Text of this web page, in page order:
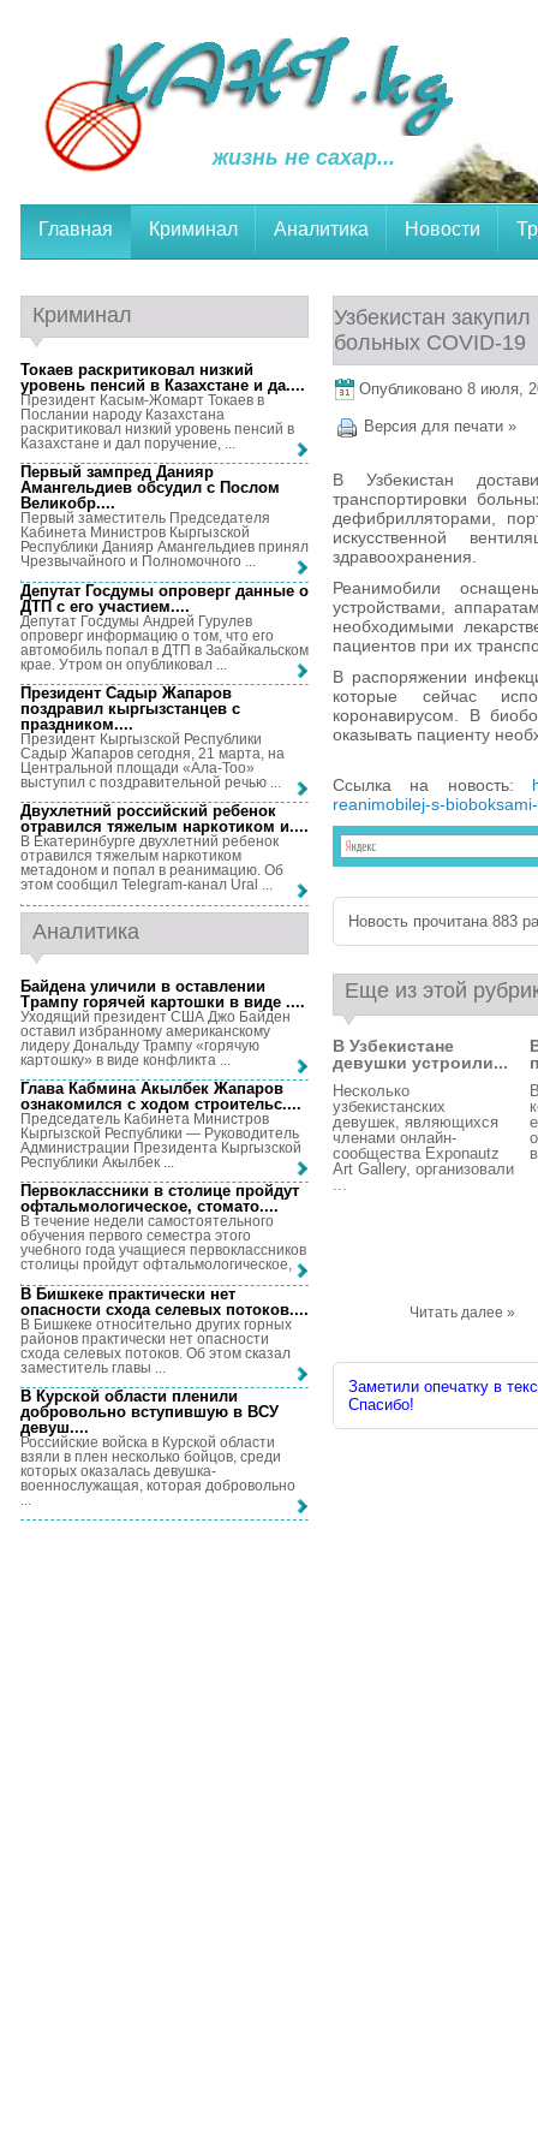
жизнь не сахар...
Главная Криминал Аналитика Новости
Узбекистан
больных COVID-19
Опубликовано 8 июля,
Версия для печати »
В Узбекистан
транспортировки
дефибрилляторами,
искусственной
здравоохранения.
Реанимобили
устройствами,
необходимыми
пациентов при их
В распоряжении
которые сейчас
коронавирусом. В
оказывать пациенту
Ссылка на новость:
reanimobilej-s-
Новость прочитана 883
Еще из этой
В Узбекистане
девушки устроили...
Несколько
узбекистанских
девушек, являющихся
членами онлайн-
сообщества Exponautz
Art Gallery, организовали
...
Читать далее »
Заметили опечатку в
Спасибо!
Криминал
Токаев раскритиковал низкий
уровень пенсий в Казахстане и да....
Президент Касым-Жомарт Токаев в
Послании народу Казахстана
раскритиковал низкий уровень пенсий в
Казахстане и дал поручение, ...
Первый зампред Данияр
Амангельдиев обсудил с Послом
Великобр....
Первый заместитель Председателя
Кабинета Министров Кыргызской
Республики Данияр Амангельдиев принял
Чрезвычайного и Полномочного ...
Депутат Госдумы опроверг данные о
ДТП с его участием....
Депутат Госдумы Андрей Гурулев
опроверг информацию о том, что его
автомобиль попал в ДТП в Забайкальском
крае. Утром он опубликовал ...
Президент Садыр Жапаров
поздравил кыргызстанцев с
праздником....
Президент Кыргызской Республики
Садыр Жапаров сегодня, 21 марта, на
Центральной площади «Ала-Тоо»
выступил с поздравительной речью ...
Двухлетний российский ребенок
отравился тяжелым наркотиком и....
В Екатеринбурге двухлетний ребенок
отравился тяжелым наркотиком
метадоном и попал в реанимацию. Об
этом сообщил Telegram-канал Ural ...
Аналитика
Байдена уличили в оставлении
Трампу горячей картошки в виде ....
Уходящий президент США Джо Байден
оставил избранному американскому
лидеру Дональду Трампу «горячую
картошку» в виде конфликта ...
Глава Кабмина Акылбек Жапаров
ознакомился с ходом строительс....
Председатель Кабинета Министров
Кыргызской Республики — Руководитель
Администрации Президента Кыргызской
Республики Акылбек ...
Первоклассники в столице пройдут
офтальмологическое, стомато....
В течение недели самостоятельного
обучения первого семестра этого
учебного года учащиеся первоклассников
столицы пройдут офтальмологическое, ...
В Бишкеке практически нет
опасности схода селевых потоков....
В Бишкеке относительно других горных
районов практически нет опасности
схода селевых потоков. Об этом сказал
заместитель главы ...
В Курской области пленили
добровольно вступившую в ВСУ
девуш....
Российские войска в Курской области
взяли в плен несколько бойцов, среди
которых оказалась девушка-
военнослужащая, которая добровольно
...